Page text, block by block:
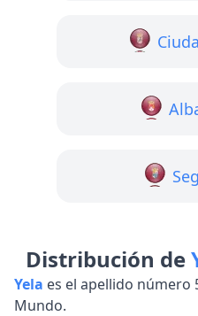
Distribución de
Yela es el apellido número
Mundo.